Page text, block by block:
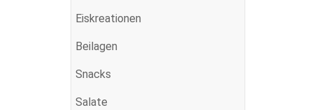
Eiskreationen
Beilagen
Snacks
Salate